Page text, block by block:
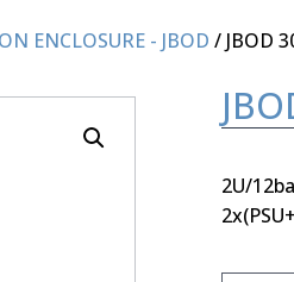
ENCLOSURE - JBOD / JBOD
2U/